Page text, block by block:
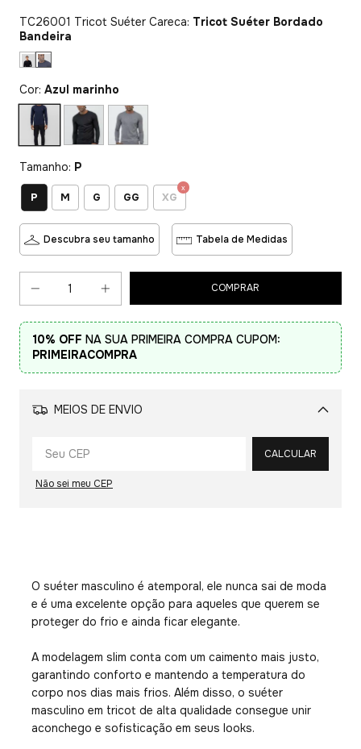
TC26001 Tricot Suéter Careca: Tricot Suéter Bordado
Bandeira
Cor: Azul marinho
Tamanho: P
P M G GG XG
Descubra seu tamanho Tabela de Medidas
10% OFF NA SUA PRIMEIRA COMPRA CUPOM:
PRIMEIRACOMPRA
MEIOS DE ENVIO
Alterar CEP
CALCULAR
Não sei meu CEP
O suéter masculino é atemporal, ele nunca sai de moda
e é uma excelente opção para aqueles que querem se
proteger do frio e ainda ficar elegante.
A modelagem slim conta com um caimento mais justo,
garantindo conforto e mantendo a temperatura do
corpo nos dias mais frios. Além disso, o suéter
masculino em tricot de alta qualidade consegue unir
aconchego e sofisticação em seus looks.